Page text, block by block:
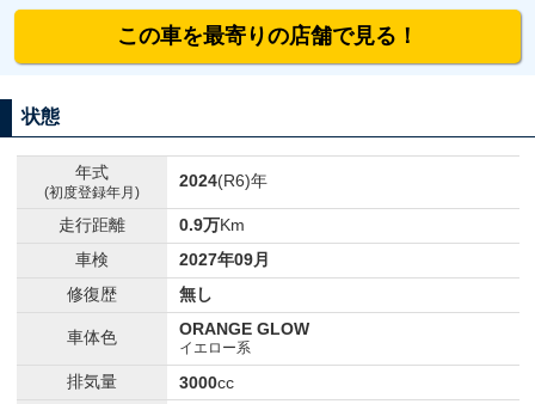
この車を最寄りの店舗で見る！
状態
年式
(初度登録年月)
2024(R6)年
走行距離 0.9万Km
車検
2027年09月
修復歴
無し
車体色 ORANGE GLOW
イエロー系
排気量 3000cc